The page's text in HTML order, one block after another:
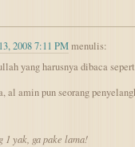
2008 7:11 PMmenulis:
yang harusnya dibaca
al amin pun seorang
1 yak, ga pake lama!